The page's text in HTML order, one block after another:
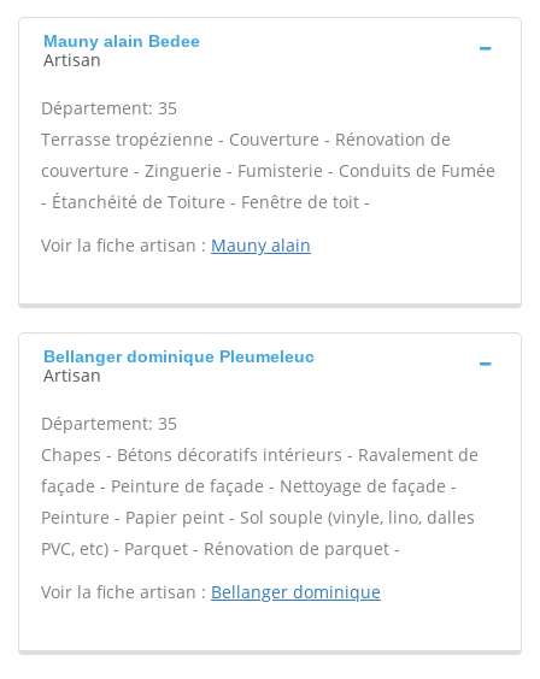
Mauny alain Bedee
Artisan
Département: 35
Terrasse tropézienne - Couverture - Rénovation de
couverture - Zinguerie - Fumisterie - Conduits de Fumée
- Étanchéité de Toiture - Fenêtre de toit -
Voir la fiche artisan : Mauny alain
Bellanger dominique Pleumeleuc
Artisan
Département: 35
Chapes - Bétons décoratifs intérieurs - Ravalement de
façade - Peinture de façade - Nettoyage de façade -
Peinture - Papier peint - Sol souple (vinyle, lino, dalles
PVC, etc) - Parquet - Rénovation de parquet -
Voir la fiche artisan : Bellanger dominique